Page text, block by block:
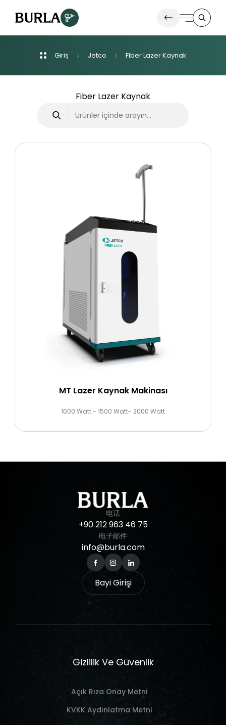
Ürünlerimiz
Giriş Jetco FiberLazerKaynak
Fiber Lazer Kaynak
MT Lazer Kaynak Makinası
1000 Watt - 1500 Watt- 2000 Watt
电话
+90212963 46 75
电子邮件
info@burla.com
Bayi Girişi
Gizlilik Ve Güvenlik
Açık Rıza Onay Metni
KVKK Aydınlatma Metni